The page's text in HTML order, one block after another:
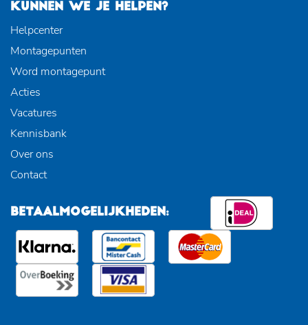
KUNNEN WE JE HELPEN?
Helpcenter
Montagepunten
Word montagepunt
Acties
Vacatures
Kennisbank
Over ons
Contact
BETAALMOGELIJKHEDEN: